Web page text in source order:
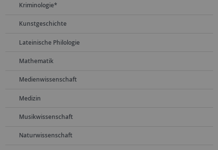
Kriminologie*
Kunstgeschichte
Lateinische Philologie
Mathematik
Medienwissenschaft
Medizin
Musikwissenschaft
Naturwissenschaft